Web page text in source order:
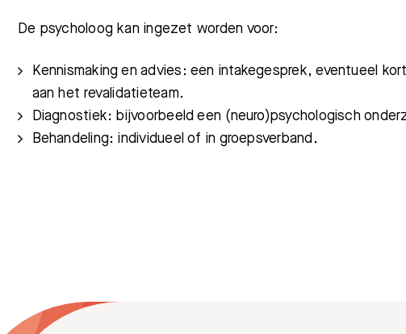
De psycholoog kan ingezet worden voor:
Kennismaking en advies: een intakegesprek, eventueel
aan het revalidatieteam.
Diagnostiek: bijvoorbeeld een (neuro)psychologisch
Behandeling: individueel of in groepsverband.